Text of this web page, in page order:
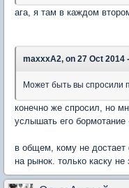
ага, я там в каждом
maxxxA2, on 27 Oct 2014
Может быть вы спросили
конечно же спросил, но
услышать его
в общем, кому не достает
на рынок. только каску не